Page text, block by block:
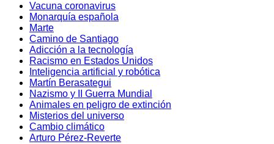
Vacuna coronavirus
Monarquía española
Marte
Camino de Santiago
Adicción a la tecnología
Racismo en Estados Unidos
Inteligencia artificial y robótica
Martín Berasategui
Nazismo y II Guerra Mundial
Animales en peligro de extinción
Misterios del universo
Cambio climático
Arturo Pérez-Reverte